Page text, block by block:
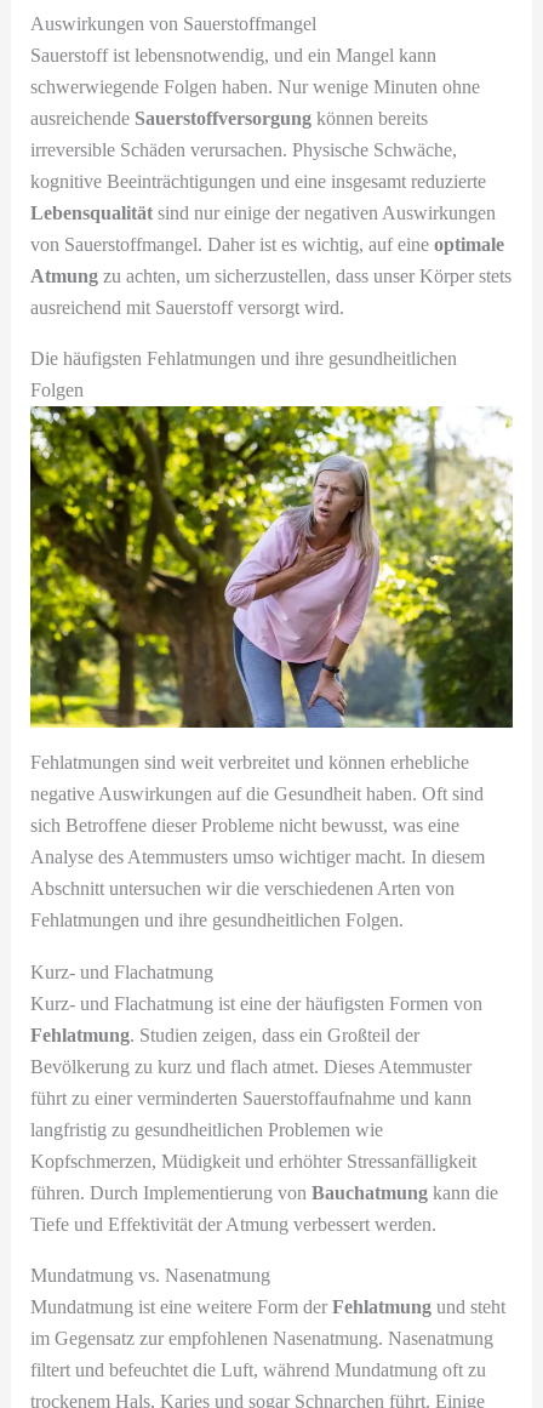
Auswirkungen von Sauerstoffmangel
Sauerstoff ist lebensnotwendig, und ein Mangel kann
schwerwiegende Folgen haben. Nur wenige Minuten ohne
ausreichende Sauerstoffversorgung können bereits
irreversible Schäden verursachen. Physische Schwäche,
kognitive Beeinträchtigungen und eine insgesamt reduzierte
Lebensqualität sind nur einige der negativen Auswirkungen
von Sauerstoffmangel. Daher ist es wichtig, auf eineoptimale
Atmung zu achten, um sicherzustellen, dass unser Körper stets
ausreichend mit Sauerstoff versorgt wird.
Die häufigsten Fehlatmungen und ihre gesundheitlichen
Folgen
Fehlatmungen sind weit verbreitet und können erhebliche
negative Auswirkungen auf die Gesundheit haben. Oft sind
sich Betroffene dieser Probleme nicht bewusst, was eine
Analyse des Atemmusters umso wichtiger macht. In diesem
Abschnitt untersuchen wir die verschiedenen Arten von
Fehlatmungen und ihre gesundheitlichen Folgen.
Kurz- und Flachatmung
Kurz- und Flachatmung ist eine der häufigsten Formen von
Fehlatmung. Studien zeigen, dass ein Großteil der
Bevölkerung zu kurz und flach atmet. Dieses Atemmuster
führt zu einer verminderten Sauerstoffaufnahme und kann
langfristig zu gesundheitlichen Problemen wie
Kopfschmerzen, Müdigkeit und erhöhter Stressanfälligkeit
führen. Durch Implementierung vonBauchatmung kann die
Tiefe und Effektivität der Atmung verbessert werden.
Mundatmung vs. Nasenatmung
Mundatmung ist eine weitere Form derFehlatmung und steht
im Gegensatz zur empfohlenen Nasenatmung. Nasenatmung
filtert und befeuchtet die Luft, während Mundatmung oft zu
trockenem Hals, Karies und sogar Schnarchen führt. Einige